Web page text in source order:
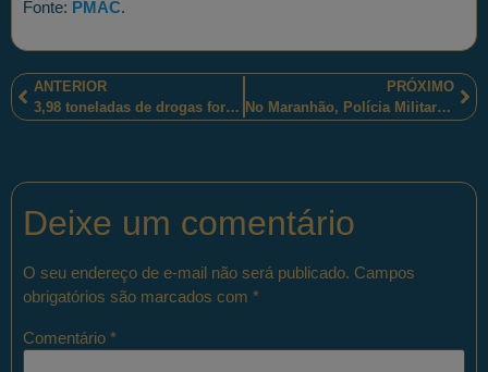
Fonte: PMAC.
ANTERIOR
3,98 toneladas de drogas foram apreendidas por policiais militares, em Itaquiraí, no Mato Grosso do Sul.
PRÓXIMO
No Maranhão, Polícia Militar realiza o Curso de Operações Táticas Ambientais (COTAM).
Deixe um comentário
O seu endereço de e-mail não será publicado. Campos
obrigatórios são marcados com *
Comentário *